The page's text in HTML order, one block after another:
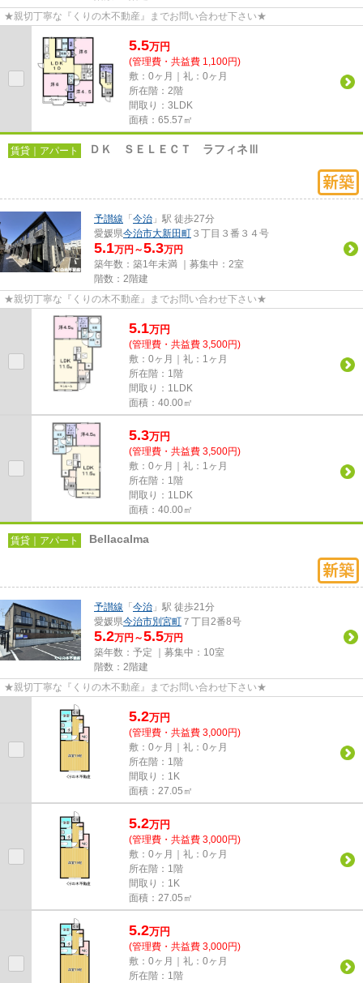
★親切丁寧な『くりの木不動産』までお問い合わせ下さい★
5.5万円
(管理費・共益費 1,100円)
敷：0ヶ月｜礼：0ヶ月
所在階：2階
間取り：3LDK
面積：65.57㎡
賃貸｜アパート ＤＫ ＳＥＬＥＣＴ ラフィネⅢ
予讃線 「 今治 」駅 徒歩27分
愛媛県今治市大新田町 ３丁目３番３４号
5.1万円～5.3万円
築年数：築1年未満 ｜募集中： 2室
階数：2階建
★親切丁寧な『くりの木不動産』までお問い合わせ下さい★
5.1万円
(管理費・共益費 3,500円)
敷：0ヶ月｜礼：1ヶ月
所在階：1階
間取り：1LDK
面積：40.00㎡
5.3万円
(管理費・共益費 3,500円)
敷：0ヶ月｜礼：1ヶ月
所在階：1階
間取り：1LDK
面積：40.00㎡
賃貸｜アパート Bellacalma
予讃線 「 今治 」駅 徒歩21分
愛媛県今治市別宮町 ７丁目2番8号
5.2万円～5.5万円
築年数：予定 ｜募集中： 10室
階数：2階建
★親切丁寧な『くりの木不動産』までお問い合わせ下さい★
5.2万円
(管理費・共益費 3,000円)
敷：0ヶ月｜礼：0ヶ月
所在階：1階
間取り：1K
面積：27.05㎡
5.2万円
(管理費・共益費 3,000円)
敷：0ヶ月｜礼：0ヶ月
所在階：1階
間取り：1K
面積：27.05㎡
5.2万円
(管理費・共益費 3,000円)
敷：0ヶ月｜礼：0ヶ月
所在階：1階